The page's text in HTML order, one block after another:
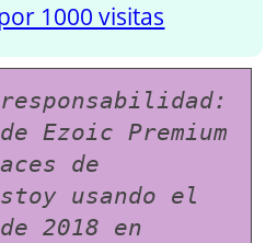
1000 visitas
Ezoic Premium
de
usando el
2018 en